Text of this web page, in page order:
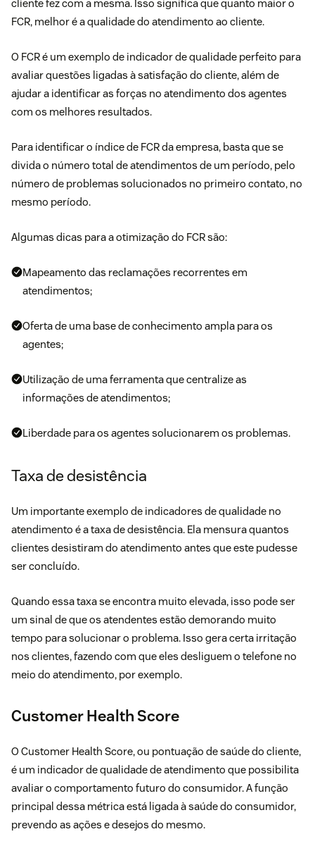
cliente fez com a mesma. Isso significa que quanto maior o
FCR, melhor é a qualidade do atendimento ao cliente.
O FCR é um exemplo de indicador de qualidade perfeito para
avaliar questões ligadas à satisfação do cliente, além de
ajudar a identificar as forças no atendimento dos agentes
com os melhores resultados.
Para identificar o índice de FCR da empresa, basta que se
divida o número total de atendimentos de um período, pelo
número de problemas solucionados no primeiro contato, no
mesmo período.
Algumas dicas para a otimização do FCR são:
Mapeamento das reclamações recorrentes em
atendimentos;
Oferta de uma base de conhecimento ampla para os
agentes;
Utilização de uma ferramenta que centralize as
informações de atendimentos;
Liberdade para os agentes solucionarem os problemas.
Taxa de desistência
Um importante exemplo de indicadores de qualidade no
atendimento é a taxa de desistência. Ela mensura quantos
clientes desistiram do atendimento antes que este pudesse
ser concluído.
Quando essa taxa se encontra muito elevada, isso pode ser
um sinal de que os atendentes estão demorando muito
tempo para solucionar o problema. Isso gera certa irritação
nos clientes, fazendo com que eles desliguem o telefone no
meio do atendimento, por exemplo.
Customer Health Score
O Customer Health Score, ou pontuação de saúde do cliente,
é um indicador de qualidade de atendimento que possibilita
avaliar o comportamento futuro do consumidor. A função
principal dessa métrica está ligada à saúde do consumidor,
prevendo as ações e desejos do mesmo.